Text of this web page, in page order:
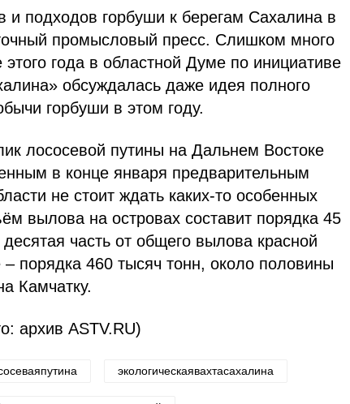
и подходов горбуши к берегам Сахалина в
промысловый пресс. Слишком много
года в областной Думе по инициативе
обсуждалась даже идея полного
горбуши в этом году.
лососевой путины на Дальнем Востоке
в конце января предварительным
не стоит ждать каких-то особенных
вылова на островах составит порядка 45
часть от общего вылова красной
порядка 460 тысяч тонн, около половины
Камчатку.
экологическаявахтасахалина